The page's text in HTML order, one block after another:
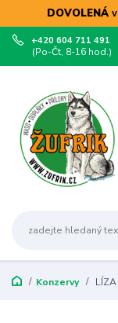
DOVOLENÁv
+420 604 711 491
(Po-Čt, 8-16 hod.)
Konzervy